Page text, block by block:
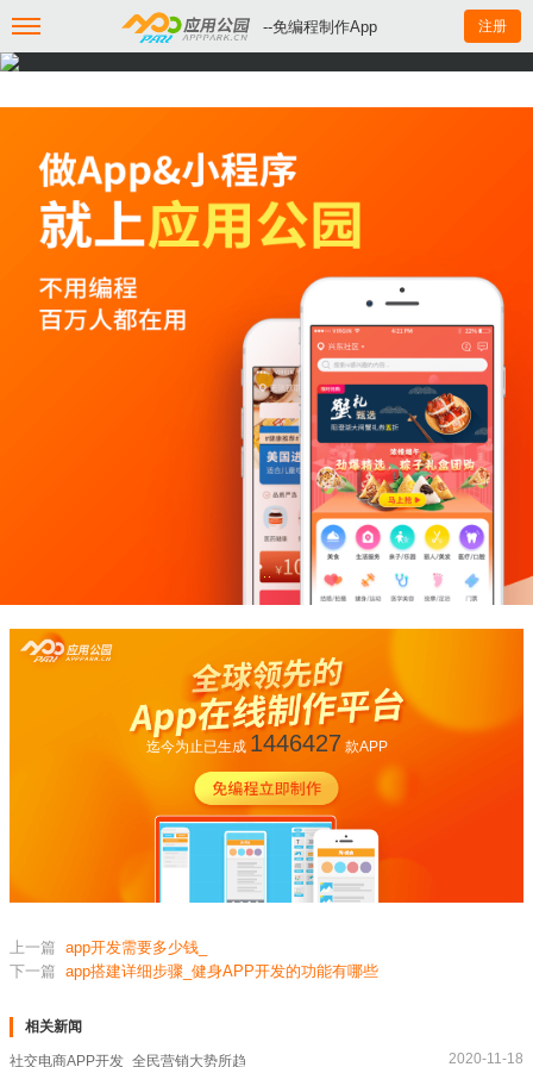
--免编程制作App 注册
迄今为止已生成 1446427 款APP
上一篇 app开发需要多少钱_
下一篇 app搭建详细步骤_健身APP开发的功能有哪些
相关新闻
社交电商APP开发_全民营销大势所趋 2020-11-18